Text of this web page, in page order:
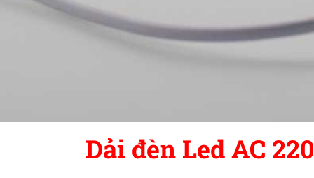
Dải đèn Led AC